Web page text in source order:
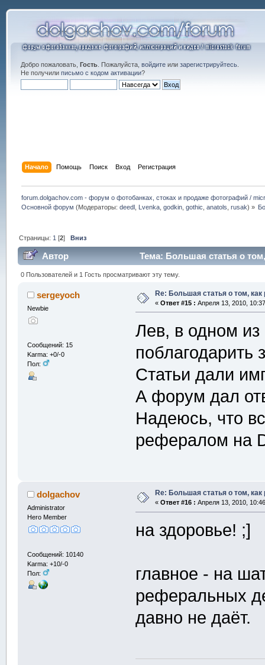
Добро пожаловать, Гость. Пожалуйста, войдитеили зарегистрируйтесь.
Не получили письмо с кодом активации?
Начало Помощь Поиск Вход Регистрация
forum.dolgachov.com - форум о фотобанках, стоках и продаже фотографий /
Основной форум (Модераторы:deedl Lvenka ,godkin ,gothic ,anatols ,rusak) »
Страницы: 1 [2]Вниз
Автор Тема: Большая статья о
0 Пользователей и 1 Гость просматривают эту тему.
sergeyoch
Newbie
Сообщений: 15
Karma: +0/-0
Пол:
Re: Большая статья о том, как
« Ответ #15 : Апреля 13, 2010,
Лев, в одном
поблагодарить
Статьи дали
А форум дал
Надеюсь, что
рефералом на
dolgachov
Administrator
Hero Member
Сообщений: 10140
Karma: +10/-0
Пол:
Re: Большая статья о том, как
« Ответ #16 : Апреля 13, 2010,
на здоровье! ;]
главное - на
реферальных
давно не даёт.